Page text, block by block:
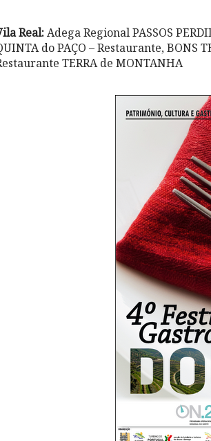
Real:Adega Regional PASSOS
do PAÇO – Restaurante, BONS
TERRA de MONTANHA